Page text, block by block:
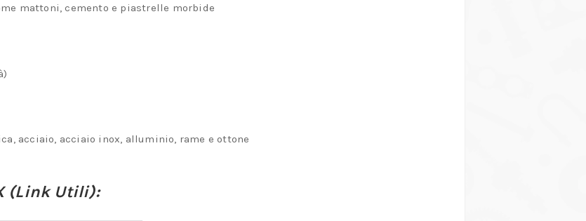
mattoni, cemento e piastrelle morbide
acciaio, acciaio inox, alluminio, rame e ottone
(Link Utili):